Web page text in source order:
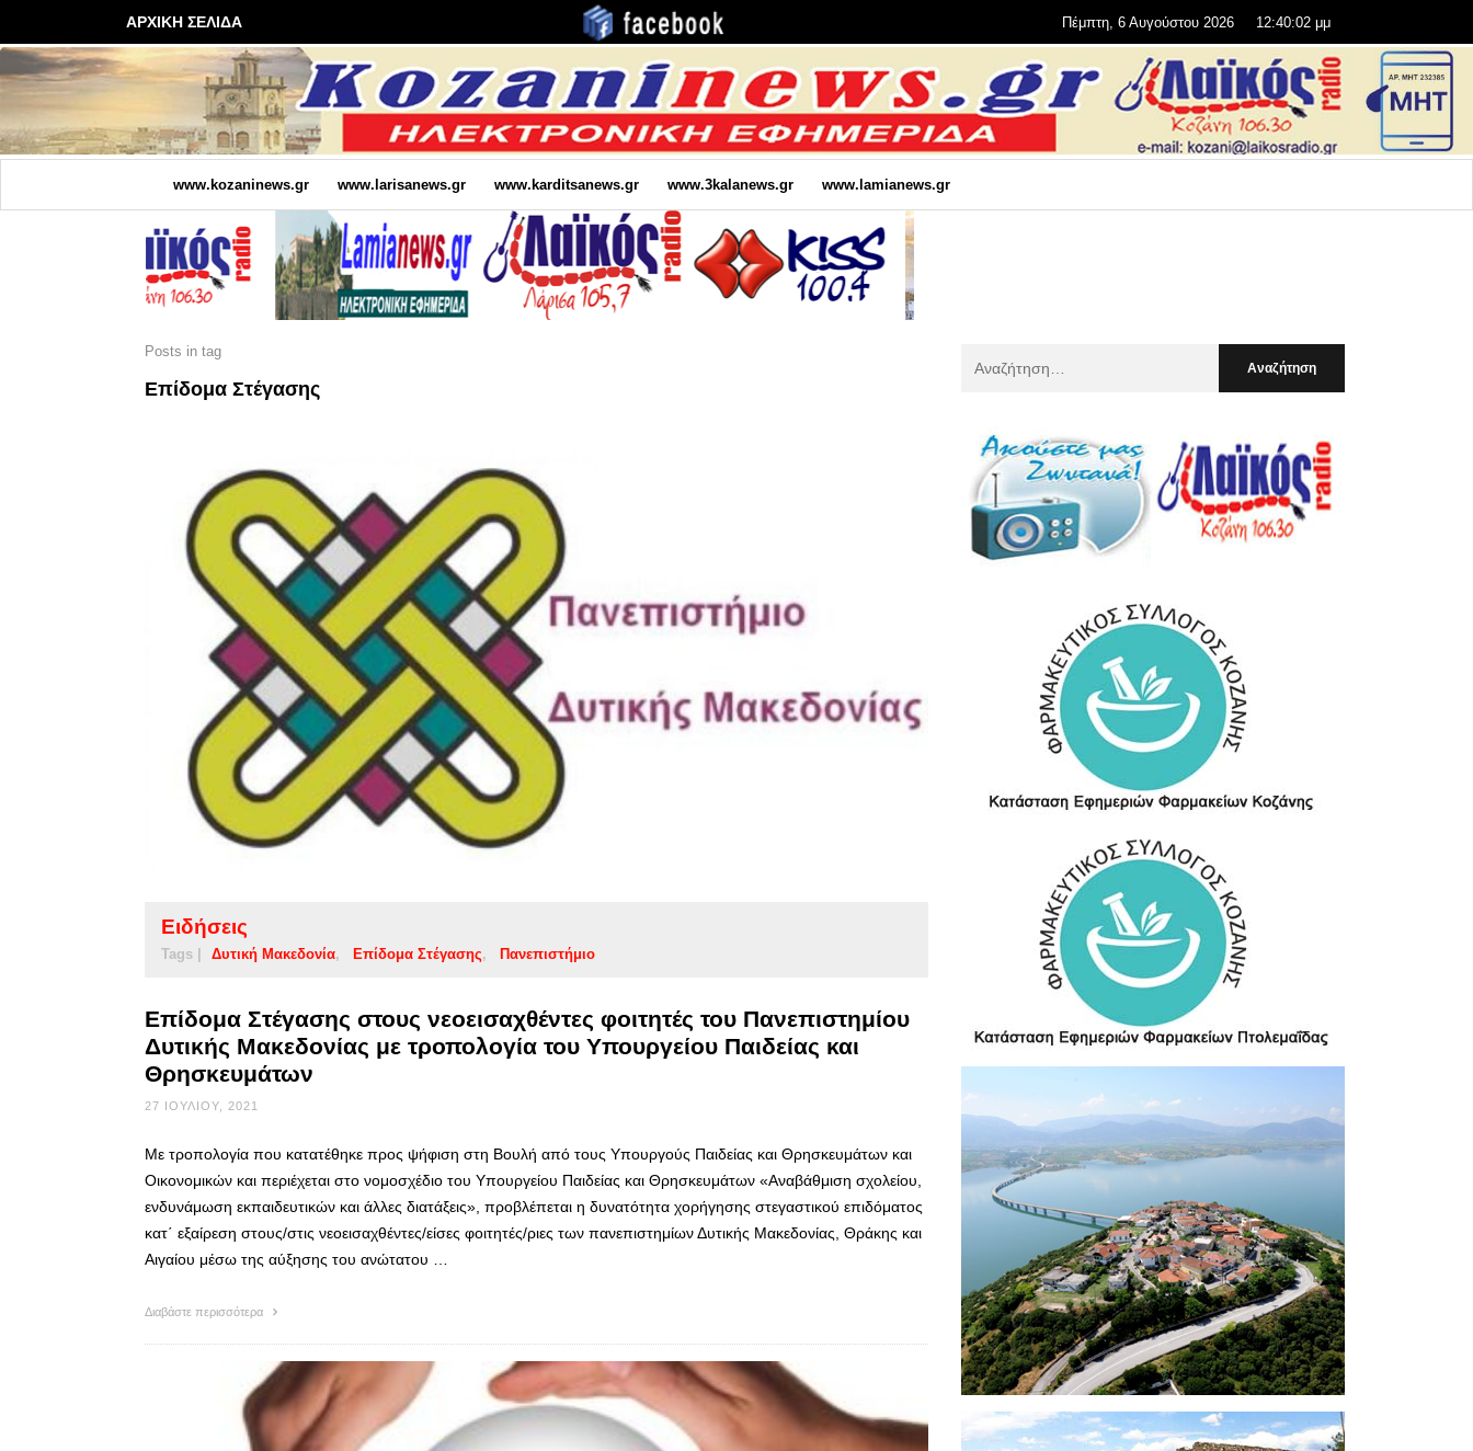
ΑΡΧΙΚΗ ΣΕΛΙΔΑ Πέμπτη, 6 Αυγούστου 2026 12:40:04 μμ
www.kozaninews.gr www.larisanews.gr www.karditsanews.gr www.3kalanews.gr www.lamianews.gr
Posts in tag
Επίδομα Στέγασης
Ειδήσεις
Tags | Δυτική Μακεδονία Επίδομα Στέγασης Πανεπιστήμιο
Επίδομα Στέγασης στους νεοεισαχθέντες φοιτητές του Πανεπιστημίου
Δυτικής Μακεδονίας με τροπολογία του Υπουργείου Παιδείας και
Θρησκευμάτων
27 ΙΟΥΛΊΟΥ, 2021
Με τροπολογία που κατατέθηκε προς ψήφιση στη Βουλή από τους Υπουργούς Παιδείας και Θρησκευμάτων και
Οικονομικών και περιέχεται στο νομοσχέδιο του Υπουργείου Παιδείας και Θρησκευμάτων «Αναβάθμιση σχολείου,
ενδυνάμωση εκπαιδευτικών και άλλες διατάξεις», προβλέπεται η δυνατότητα χορήγησης στεγαστικού επιδόματος
κατ΄ εξαίρεση στους/στις νεοεισαχθέντες/είσες φοιτητές/ριες των πανεπιστημίων Δυτικής Μακεδονίας, Θράκης και
Αιγαίου μέσω της αύξησης του ανώτατου …
Διαβάστε περισσότερα